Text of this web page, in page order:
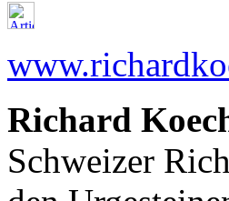
Richard
Schweizer